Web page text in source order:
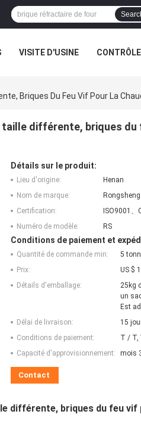
VISITE D'USINE
Briques Du Feu Vif Pour La
différente, briques du
Détails sur le produit:
Lieu d'origine:
Henan
Nom de marque:
Rongsheng
Certification:
ISO9001、
Numéro de modèle:
RS
Conditions de paiement et
Quantité de commande min:
5
Prix:
US $
Détails d'emballage:
25kg
un
Est
Délai de livraison:
15
Conditions de paiement:
T / T,
Capacité d'approvisionnement:
mois
Contact
différente, briques du feu